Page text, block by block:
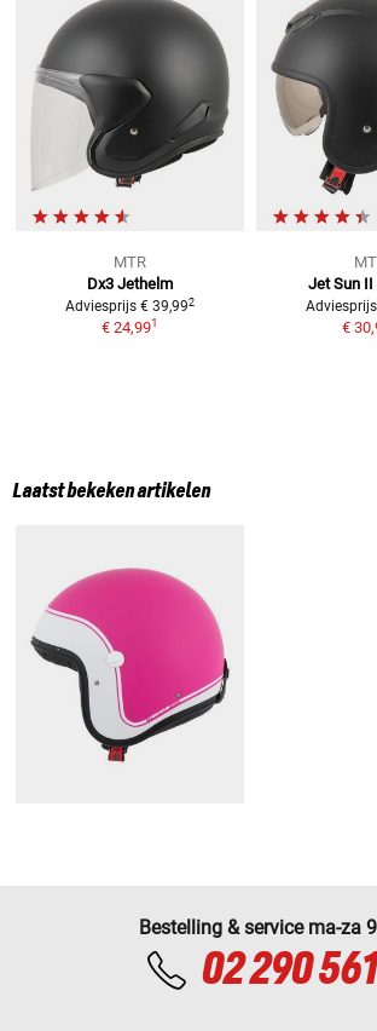
MTR
Dx3 Jethelm
Adviesprijs € 39,992
€ 24,991
Jet Sun II
Adviesprijs
€
Laatst bekeken artikelen
Bestelling & service ma-za
02 290